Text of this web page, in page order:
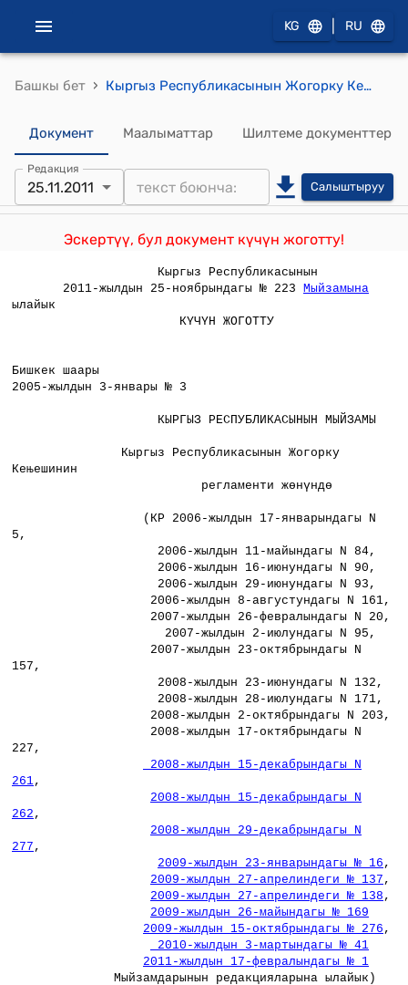
KG RU
Башкы бет › Кыргыз Республикасынын Жогорку Кеңешинин 2005-жылдын 3-январындагы № 3 "Кыргыз Республикасынын Жогорку Кеңешинин регламенти жөнүндө" Мыйзамы
Документ Маалыматтар Шилтеме документтер
Редакция
25.11.2011 Салыштыруу
Эскертүү, бул документ күчүн жоготту!